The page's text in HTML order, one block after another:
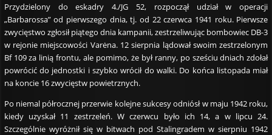
Przydzielony do eskadry 4./JG 52, rozpoczął udział w operacji
„Barbarossa” od pierwszego dnia, tj. od 22 czerwca 1941 roku. Pierwsze
zwycięstwo zgłosił piątego dnia kampanii, zestrzeliwując bombowiec DB-3
w rejonie miejscowości Varėna. 12 sierpnia lądował swoim zestrzelonym
Bf 109 za linią frontu, ale pomimo, że był ranny, po sześciu dniach zdołał
powrócić do jednostki i szybko wrócił do walki. Do końca listopada miał
na koncie 16 zwycięstw powietrznych.
Po niemal półrocznej przerwie kolejne sukcesy odniósł w maju 1942 roku,
kiedy uzyskał 11 zestrzeleń. W czerwcu było ich 14, a w lipcu 24.
Szczególnie wyróżnił się w bitwach pod Stalingradem w sierpniu 1942